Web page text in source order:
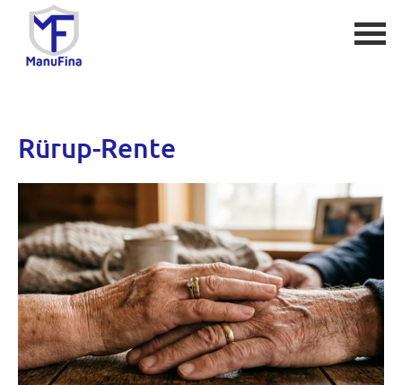
Rürup-Rente